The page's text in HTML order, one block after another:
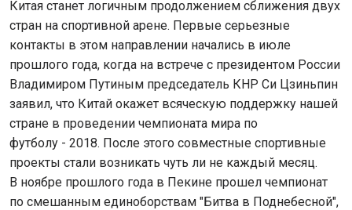
Китая станет логичным продолжением сближения двух
стран на спортивной арене. Первые серьезные
контакты в этом направлении начались в июле
прошлого года, когда на встрече с президентом России
Владимиром Путиным председатель КНР Си Цзиньпин
заявил, что Китай окажет всяческую поддержку нашей
стране в проведении чемпионата мира по
футболу - 2018. После этого совместные спортивные
проекты стали возникать чуть ли не каждый месяц.
В ноябре прошлого года в Пекине прошел чемпионат
по смешанным единоборствам "Битва в Поднебесной",